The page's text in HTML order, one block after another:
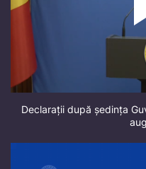
Declarații după ședința